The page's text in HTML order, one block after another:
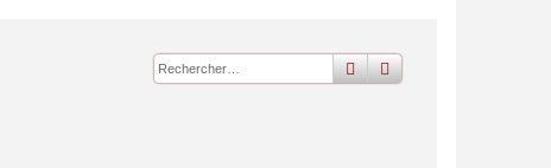
rechercher
recherche